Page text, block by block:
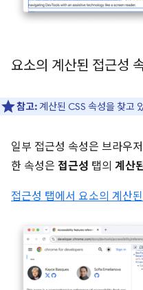
요소의 계산된 접근성
참고: 계산된 CSS 속성을 찾고
일부 접근성 속성은 브라우
한 속성은 접근성 탭의 계산
접근성 탭에서 요소의 계산